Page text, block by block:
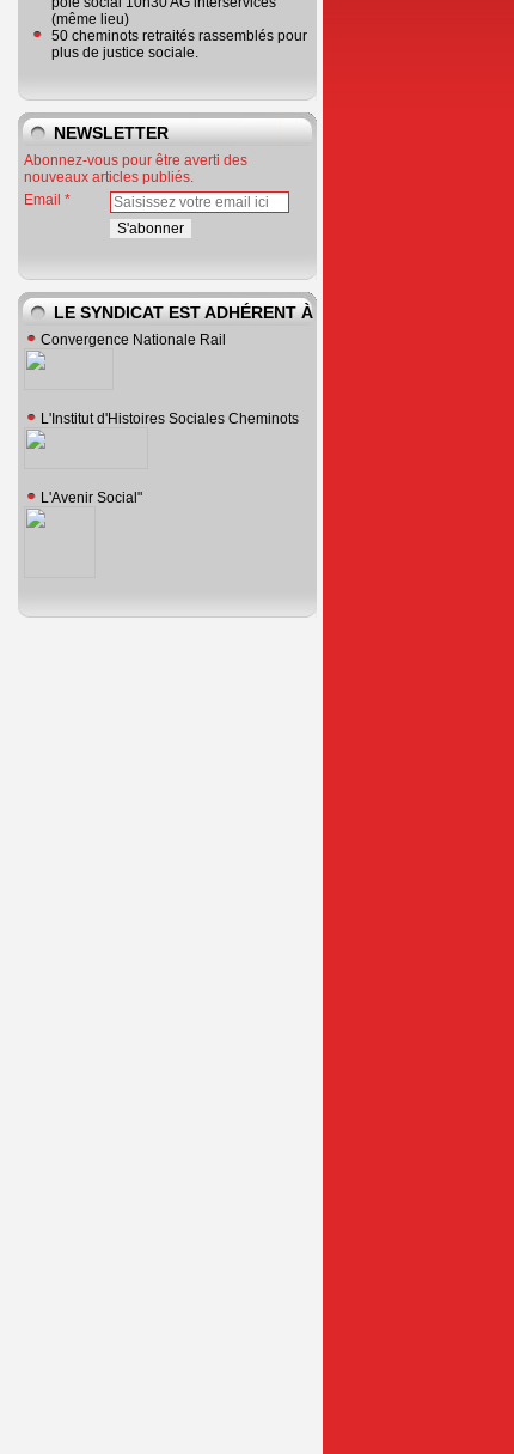
(même lieu)
50 cheminots retraités rassemblés pour
plus de justice sociale.
NEWSLETTER
Abonnez-vous pour être averti des
nouveaux articles publiés.
Email
LE SYNDICAT EST ADHÉRENT À
Convergence Nationale Rail
L'Institut d'Histoires Sociales Cheminots
L'Avenir Social"